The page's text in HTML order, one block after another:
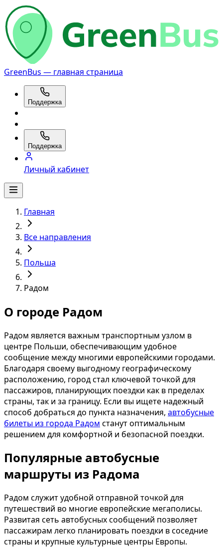
GreenBus — главная страница
Поддержка
Поддержка
Личный кабинет
Главная
Все направления
Польша
Радом
О городе Радом
Радом является важным транспортным узлом в
центре Польши, обеспечивающим удобное
сообщение между многими европейскими городами.
Благодаря своему выгодному географическому
расположению, город стал ключевой точкой для
пассажиров, планирующих поездки как в пределах
страны, так и за границу. Если вы ищете надежный
способ добраться до пункта назначения, автобусные
билеты из города Радом станут оптимальным
решением для комфортной и безопасной поездки.
Популярные автобусные
маршруты из Радома
Радом служит удобной отправной точкой для
путешествий во многие европейские мегаполисы.
Развитая сеть автобусных сообщений позволяет
пассажирам легко планировать поездки в соседние
страны и крупные культурные центры Европы.